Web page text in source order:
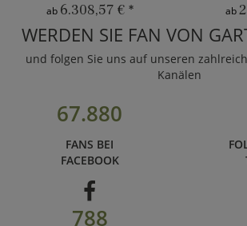
ab 6.308,57 € * ab
WERDEN SIE FAN VON
und folgen Sie uns auf unseren
Kanälen
67.880
FANS BEI
FACEBOOK
788